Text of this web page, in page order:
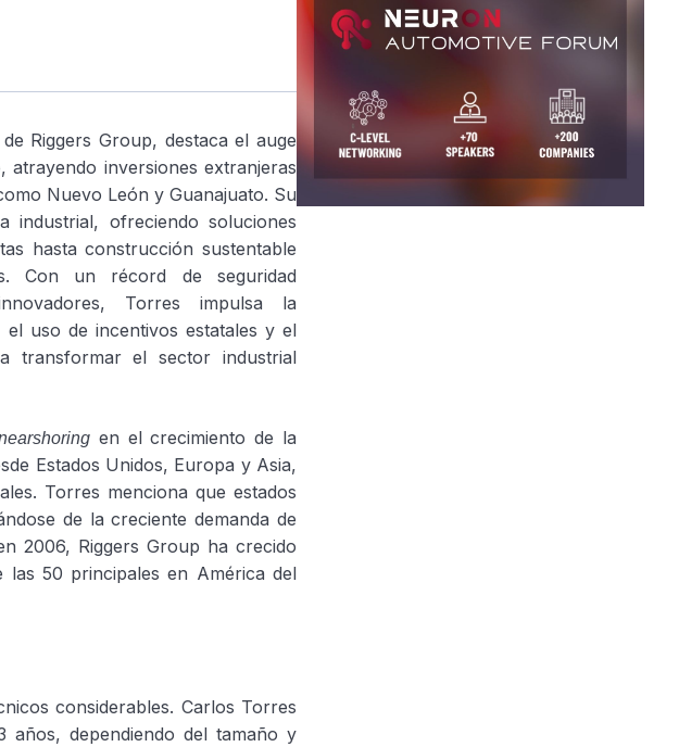
Riggers Group, destaca el auge
atrayendo inversiones extranjeras
Nuevo León y Guanajuato. Su
industrial, ofreciendo soluciones
hasta construcción sustentable
Con un récord de seguridad
Torres impulsa la
el uso de incentivos estatales y el
transformar el sector industrial
en el crecimiento de la
Estados Unidos, Europa y Asia,
Torres menciona que estados
de la creciente demanda de
2006, Riggers Group ha crecido
50 principales en América del
considerables. Carlos Torres
dependiendo del tamaño y